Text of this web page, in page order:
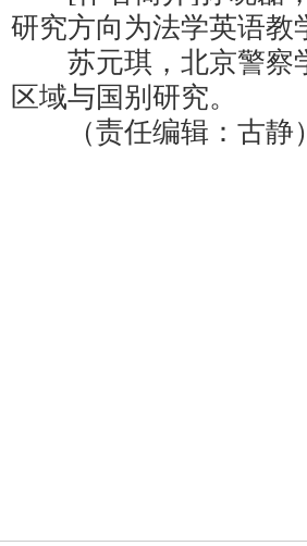
研究方向为法学英语教
苏元琪，北京警察
区域与国别研究。
（责任编辑：古静）